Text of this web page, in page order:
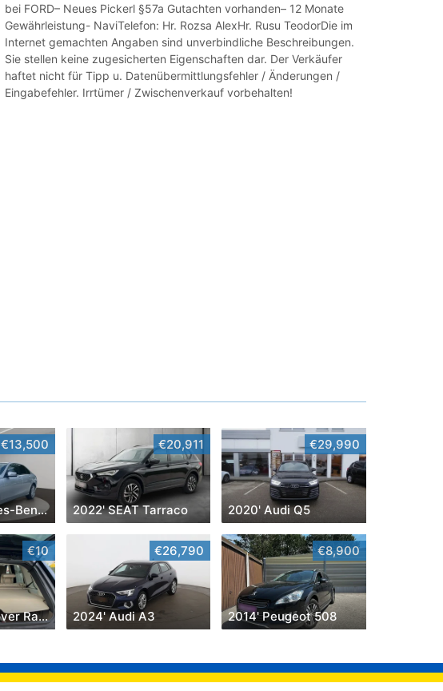
bei FORD– Neues Pickerl §57a Gutachten vorhanden– 12 Monate
Gewährleistung- NaviTelefon: Hr. Rozsa AlexHr. Rusu TeodorDie im
Internet gemachten Angaben sind unverbindliche Beschreibungen.
Sie stellen keine zugesicherten Eigenschaften dar. Der Verkäufer
haftet nicht für Tipp u. Datenübermittlungsfehler / Änderungen /
Eingabefehler. Irrtümer / Zwischenverkauf vorbehalten!
€13,500
2014' Mercedes-Benz C-Klasse
€20,911
2022' SEAT Tarraco
€29,990
2020' Audi Q5
€10
2009' Land Rover Range Rover Sport
€26,790
2024' Audi A3
€8,900
2014' Peugeot 508